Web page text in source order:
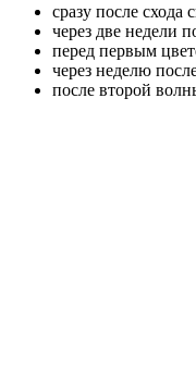
сразу после схода
через две недели
перед первым
через неделю
после второй